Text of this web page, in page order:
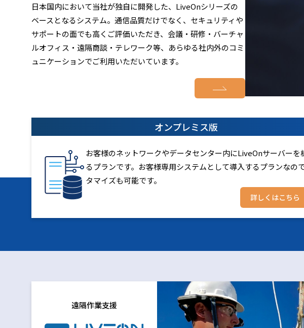
日本国内において当社が独自に開発した、LiveOnシリーズの
ベースとなるシステム。通信品質だけでなく、セキュリティや
サポートの面でも高くご評価いただき、会議・研修・バーチャ
ルオフィス・遠隔商談・テレワーク等、あらゆる社内外のコミ
ュニケーションでご利用いただいています。
オンプレミス版
お客様のネットワークやデータセンター内にLiveOnサーバーを
るプランです。お客様専用システムとして導入するプランなの
タマイズも可能です。
詳しくはこちら
遠隔作業支援